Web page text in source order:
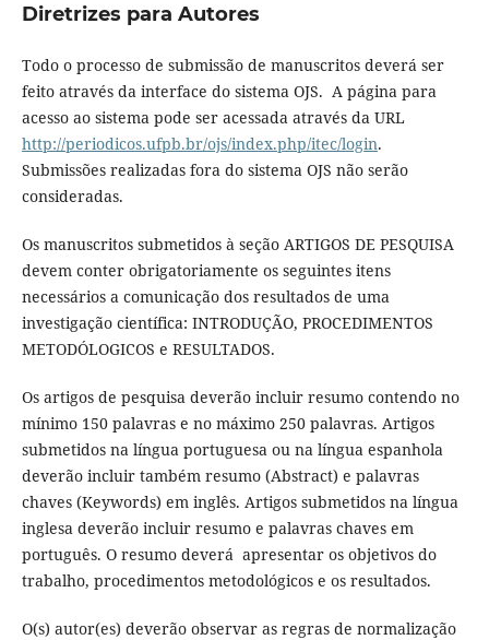
Diretrizes para Autores
Todo o processo de submissão de manuscritos deverá ser
feito através da interface do sistema OJS. A página para
acesso ao sistema pode ser acessada através da URL
http://periodicos.ufpb.br/ojs/index.php/itec/login.
Submissões realizadas fora do sistema OJS não serão
consideradas.
Os manuscritos submetidos à seção ARTIGOS DE PESQUISA
devem conter obrigatoriamente os seguintes itens
necessários a comunicação dos resultados de uma
investigação científica: INTRODUÇÃO, PROCEDIMENTOS
METODÓLOGICOS e RESULTADOS.
Os artigos de pesquisa deverão incluir resumo contendo no
mínimo 150 palavras e no máximo 250 palavras. Artigos
submetidos na língua portuguesa ou na língua espanhola
deverão incluir também resumo (Abstract) e palavras
chaves (Keywords) em inglês. Artigos submetidos na língua
inglesa deverão incluir resumo e palavras chaves em
português. O resumo deverá apresentar os objetivos do
trabalho, procedimentos metodológicos e os resultados.
O(s) autor(es) deverão observar as regras de normalização